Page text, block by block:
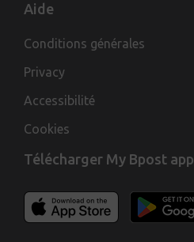
Aide
Conditions générales
Privacy
Accessibilité
Cookies
Télécharger My Bpost app